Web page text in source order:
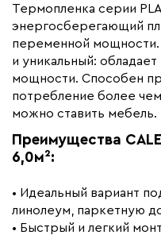
Термопленка серии
энергосберегающий
переменной мощности.
и уникальный:
мощности. Способен
потребление более
можно ставить мебель.
Преимущества
6,0м²:
• Идеальный вариант
линолеум, паркетную
• Быстрый и легкий